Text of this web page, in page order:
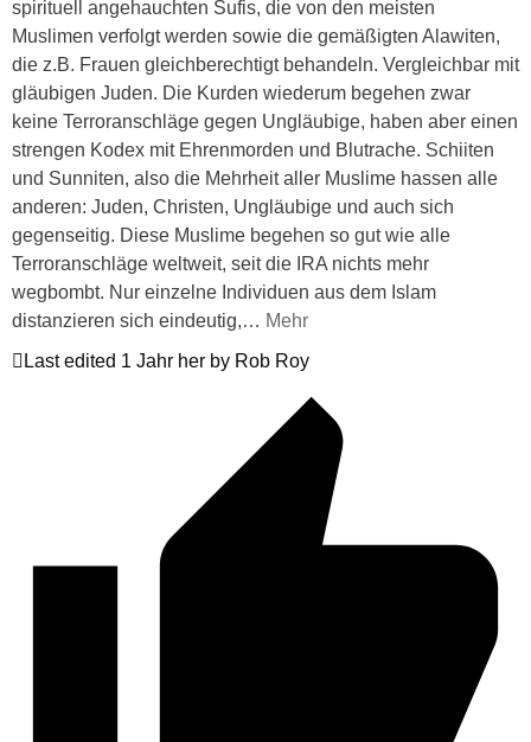
spirituell angehauchten Sufis, die von den meisten
Muslimen verfolgt werden sowie die gemäßigten Alawiten,
die z.B. Frauen gleichberechtigt behandeln. Vergleichbar mit
gläubigen Juden. Die Kurden wiederum begehen zwar
keine Terroranschläge gegen Ungläubige, haben aber einen
strengen Kodex mit Ehrenmorden und Blutrache. Schiiten
und Sunniten, also die Mehrheit aller Muslime hassen alle
anderen: Juden, Christen, Ungläubige und auch sich
gegenseitig. Diese Muslime begehen so gut wie alle
Terroranschläge weltweit, seit die IRA nichts mehr
wegbombt. Nur einzelne Individuen aus dem Islam
distanzieren sich eindeutig,… Mehr
Last edited 1 Jahr her by Rob Roy